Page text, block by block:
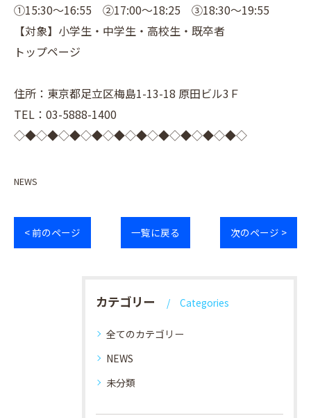
①15:30～16:55 ②17:00～18:25 ③18:30～19:55
【対象】小学生・中学生・高校生・既卒者
トップページ
住所：東京都足立区梅島1-13-18 原田ビル3Ｆ
TEL：03-5888-1400
◇◆◇◆◇◆◇◆◇◆◇◆◇◆◇◆◇◆◇◆◇
NEWS
< 前のページ 一覧に戻る 次のページ >
カテゴリー Categories
全てのカテゴリー
NEWS
未分類